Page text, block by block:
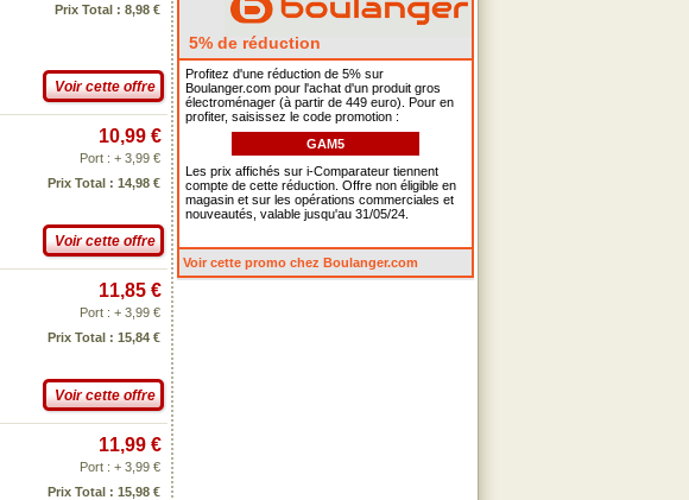
Prix Total : 8,98 €
Voir cette offre
10,99 €
Port : + 3,99 €
Prix Total : 14,98 €
Voir cette offre
11,85 €
Port : + 3,99 €
Prix Total : 15,84 €
Voir cette offre
11,99 €
Port : + 3,99 €
Prix Total : 15,98 €
5% de réduction
Profitez d'une réduction de 5% sur
Boulanger.com pour l'achat d'un produit gros
électroménager (à partir de 449 euro). Pour en
profiter, saisissez le code promotion :
GAM5
Les prix affichés sur i-Comparateur tiennent
compte de cette réduction. Offre non éligible en
magasin et sur les opérations commerciales et
nouveautés, valable jusqu'au 31/05/24.
Voir cette promo chez Boulanger.com